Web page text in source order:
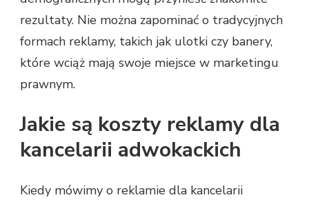
rezultaty. Nie można zapominać o tradycyjnych
formach reklamy, takich jak ulotki czy banery,
które wciąż mają swoje miejsce w marketingu
prawnym.
Jakie są koszty reklamy dla
kancelarii adwokackich
Kiedy mówimy o reklamie dla kancelarii